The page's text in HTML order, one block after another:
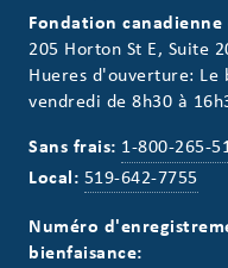
Fondation
205 Horton St E, Suite
Hueres d'ouverture:
vendredi de 8h30 à
Sans frais: 1-800-265-
Local: 519-642-7755
Numéro
bienfaisance: